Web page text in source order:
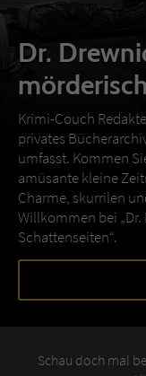
Dr.
Krimi-Couch
privates
umfasst. Kommen
amüsante kleine
Charme, skurrilen
Willkommen bei
Schattenseiten“.
Schau doch mal